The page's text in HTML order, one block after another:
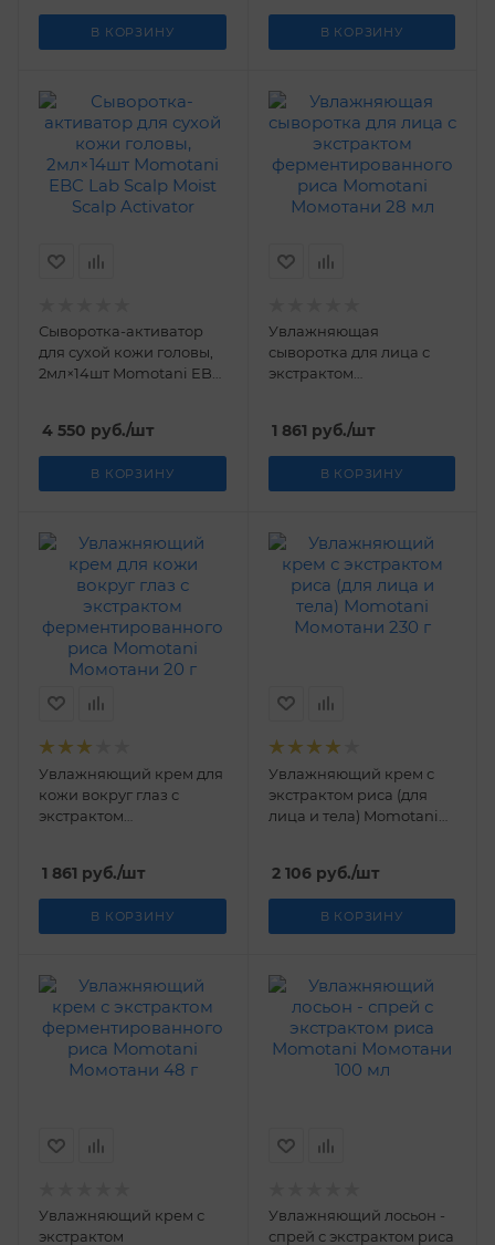
В КОРЗИНУ В КОРЗИНУ
Сыворотка-активатор
для сухой кожи головы,
2мл×14шт Momotani EBC
4 550 руб./шт
В КОРЗИНУ
Увлажняющая
сыворотка для лица с
экстрактом
Момотани 28 мл
1 861 руб./шт
В КОРЗИНУ
Увлажняющий крем для
кожи вокруг глаз с
экстрактом
Момотани 20 г
1 861 руб./шт
В КОРЗИНУ
Увлажняющий крем с
экстрактом риса (для
лица и тела) Momotani
2 106руб./шт
В КОРЗИНУ
Увлажняющий крем с
экстрактом
Увлажняющий лосьон -
спрей с экстрактом риса